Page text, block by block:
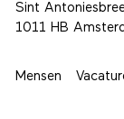
Sint
1011 HB
Mensen